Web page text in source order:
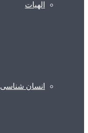
الهیات
انسان شناسی